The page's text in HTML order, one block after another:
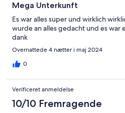
Mega Unterkunft
Es war alles super und wirklich
wurde an alles gedacht und es war
dank
Overnattede 4 nætter i maj 2024
0
Verificeret anmeldelse
10/10 Fremragende